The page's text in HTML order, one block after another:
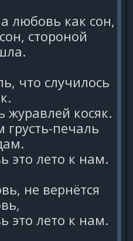
любовь как сон,
стороной
что случилось
журавлей косяк.
печаль
это лето к нам.
не вернётся
это лето к нам.